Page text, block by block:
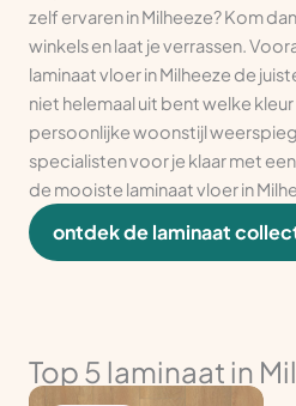
zelf ervaren in Milheeze? Kom
winkels en laat je verrassen.
laminaat vloer in Milheeze de
niet helemaal uit bent welke
persoonlijke woonstijl
specialisten voor je klaar met
de mooiste laminaat vloer in
ontdek de laminaat
Top 5 laminaat in